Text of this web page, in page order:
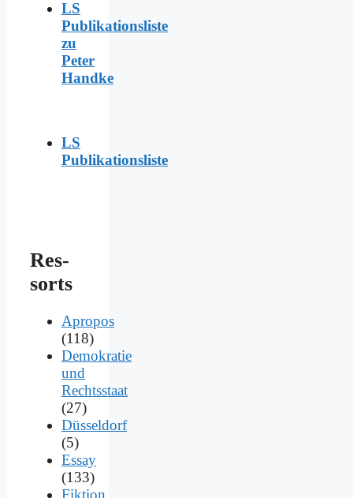
LS
Publikationsliste
zu
Peter
Handke
LS
Publikationsliste
Res­
sorts
Apropos
(118)
Demokratie
und
Rechtsstaat
(27)
Düsseldorf
(5)
Essay
(133)
Fiktion